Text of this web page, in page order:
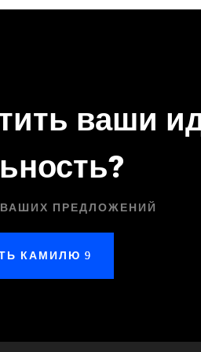
ваши
ПРЕДЛОЖЕНИЙ
КАМИЛЮ